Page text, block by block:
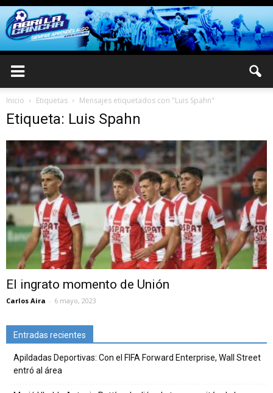
Inicio Etiquetas Mensajes etiquetados con "Luis Spahn"
Etiqueta: Luis Spahn
El ingrato momento de Unión
Carlos Aira - 6 mayo, 2023
Entradas recientes
Apildadas Deportivas: Con el FIFA Forward Enterprise, Wall Street
entró al área